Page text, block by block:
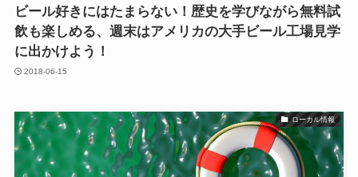
ビール好きにはたまらない！歴史を学びながら無料試
飲も楽しめる、週末はアメリカの大手ビール工場見学
に出かけよう！
2018-06-15
ローカル情報